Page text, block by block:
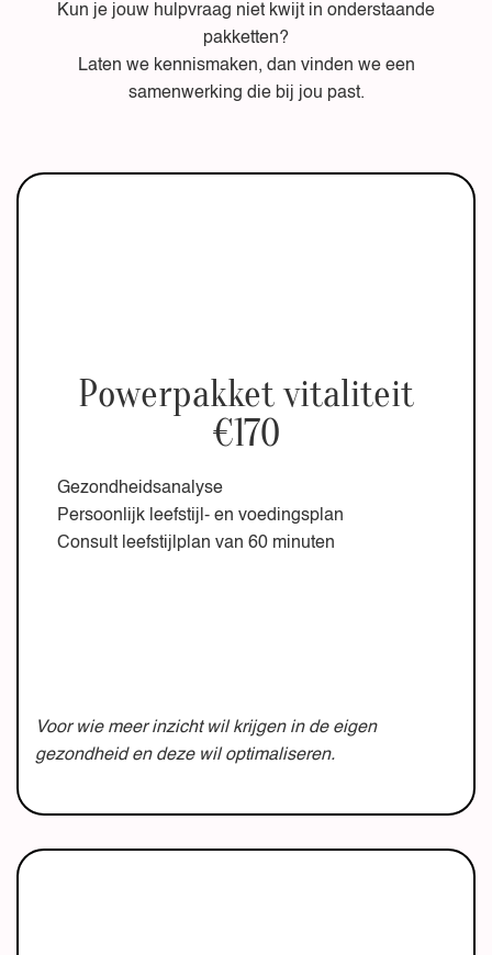
Kun je jouw hulpvraag niet kwijt in onderstaande
pakketten?
Laten we kennismaken, dan vinden we een
samenwerking die bij jou past.
Powerpakket vitaliteit
€170
Gezondheidsanalyse
Persoonlijk leefstijl- en voedingsplan
Consult leefstijlplan van 60 minuten
Voor wie meer inzicht wil krijgen in de eigen
gezondheid en deze wil optimaliseren.